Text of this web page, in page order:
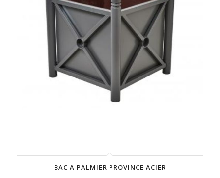
BAC A PALMIER PROVINCE ACIER